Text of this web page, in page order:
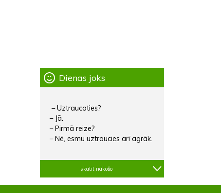
Dienas joks
– Uztraucaties?
– Jā.
– Pirmā reize?
– Nē, esmu uztraucies arī agrāk.
skatīt nākošo